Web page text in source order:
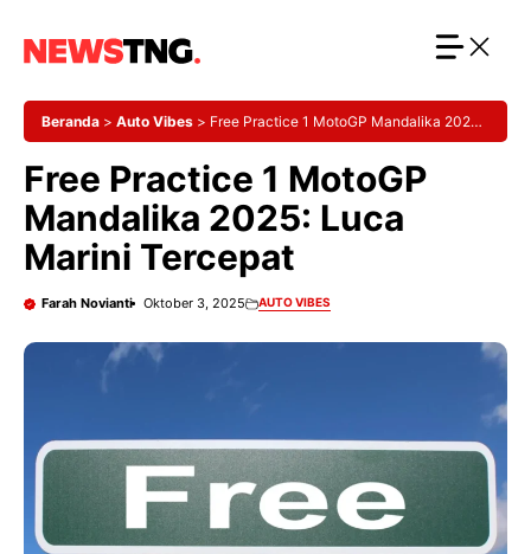
Beranda > Auto Vibes > Free Practice 1 MotoGP Mandalika 2025:
Free Practice 1 MotoGP
Mandalika 2025: Luca
Marini Tercepat
Farah Novianti Oktober 3, 2025 AUTO VIBES